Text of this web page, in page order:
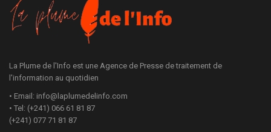
La Plume de l'Info est une Agence de Presse de traitement de
l'information au quotidien
• Email: info@laplumedelinfo.com
• Tel: (+241) 066 61 81 87
(+241) 077 71 81 87